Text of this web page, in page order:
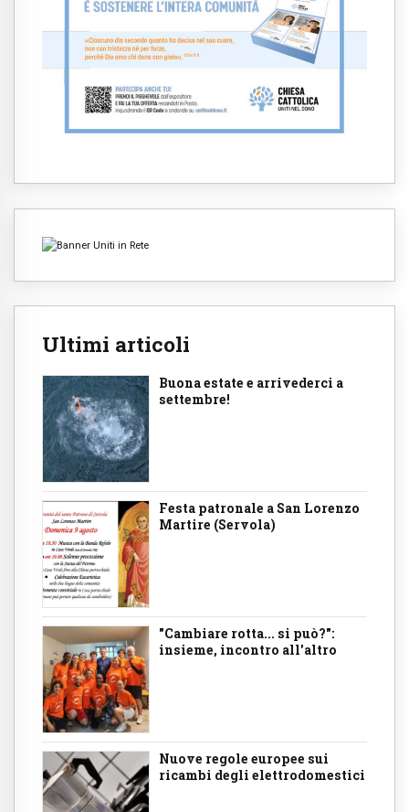
Ultimi articoli
Buona estate e arrivederci a
settembre!
Festa patronale a San Lorenzo
Martire (Servola)
"Cambiare rotta... si può?":
insieme, incontro all'altro
Nuove regole europee sui
ricambi degli elettrodomestici